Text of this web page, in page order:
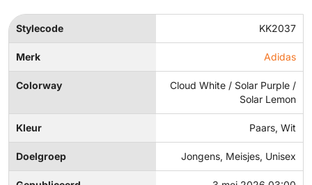
Stylecode KK2037
Merk Adidas
Colorway
Cloud White / Solar Purple /
Solar Lemon
Kleur Paars, Wit
Doelgroep Jongens, Meisjes, Unisex